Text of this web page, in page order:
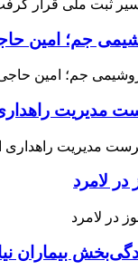
جم؛ امین
مدیریت
بیماران